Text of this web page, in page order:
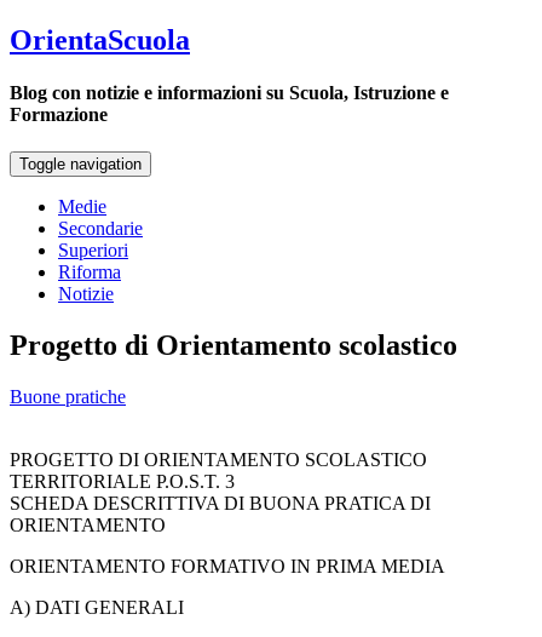
OrientaScuola
Blog con notizie e informazioni su Scuola, Istruzione e
Formazione
Toggle navigation
Medie
Secondarie
Superiori
Riforma
Notizie
Progetto di Orientamento scolastico
Buone pratiche
PROGETTO DI ORIENTAMENTO SCOLASTICO
TERRITORIALE P.O.S.T. 3
SCHEDA DESCRITTIVA DI BUONA PRATICA DI
ORIENTAMENTO
ORIENTAMENTO FORMATIVO IN PRIMA MEDIA
A) DATI GENERALI